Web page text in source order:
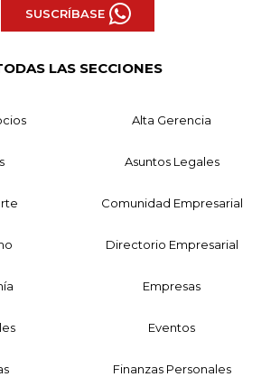
SUSCRÍBASE
LAS SECCIONES
Alta Gerencia
Asuntos Legales
Comunidad Empresarial
Directorio Empresarial
Empresas
Eventos
Finanzas Personales